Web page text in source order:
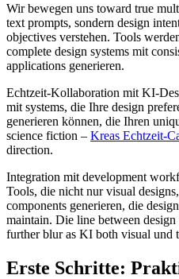
Wir bewegen uns toward true
text prompts, sondern design
objectives verstehen. Tools
complete design systems mit
applications generieren.
Echtzeit-Kollaboration mit KI-
mit systems, die Ihre design
generieren können, die Ihren
science fiction – Kreas Echtzeit-
direction.
Integration mit development
Tools, die nicht nur visual
components generieren, die
maintain. Die line between
further blur as KI both visual und
Erste Schritte: